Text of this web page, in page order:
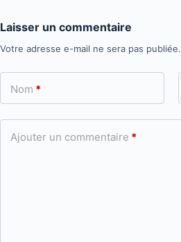
Laisser un commentaire
Votre adresse e-mail ne sera pas publiée.
Nom *
Ajouter un commentaire *